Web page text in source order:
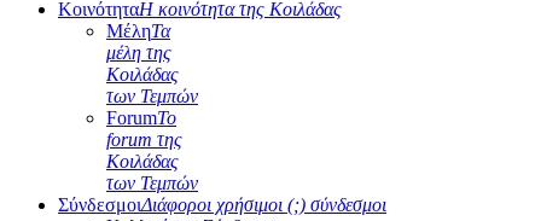
ΚοινότηταΗ κοινότητα της Κοιλάδας
ΜέληΤα
μέλη της
Κοιλάδας
των Τεμπών
ForumΤο
forum της
Κοιλάδας
των Τεμπών
ΣύνδεσμοιΔιάφοροι χρήσιμοι (;) σύνδεσμοι